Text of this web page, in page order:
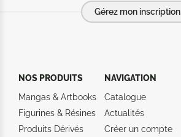
Gérez mon inscription
NOS PRODUITS
Mangas & Artbooks
Figurines & Résines
Produits Dérivés
NAVIGATION
Catalogue
Actualités
Créer un compte